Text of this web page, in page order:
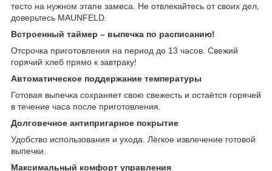
тесто на нужном этапе замеса. Не отвлекайтесь от своих дел,
доверьтесь MAUNFELD.
Встроенный таймер – выпечка по расписанию!
Отсрочка приготовления на период до 13 часов. Свежий
горячий хлеб прямо к завтраку!
Автоматическое поддержание температуры
Готовая выпечка сохраняет свою свежесть и остаётся горячей
в течение часа после приготовления.
Долговечное антипригарное покрытие
Удобство использования и ухода. Лёгкое извлечение готовой
выпечки.
Максимальный комфорт управления